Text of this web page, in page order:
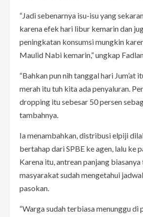
“Jadi sebenarnya isu-isu yang
karena efek hari libur kemarin dan
peningkatan konsumsi mungkin
Maulid Nabi kemarin,” ungkap
“Bahkan pun nih tanggal hari Jum’at
merah itu tuh kita ada penyaluran.
dropping itu sebesar 50 persen
tambahnya.
Ia menambahkan, distribusi elpiji
bertahap dari SPBE ke agen, lalu ke
Karena itu, antrean panjang
masyarakat sudah mengetahui
pasokan.
“Warga sudah terbiasa menunggu di